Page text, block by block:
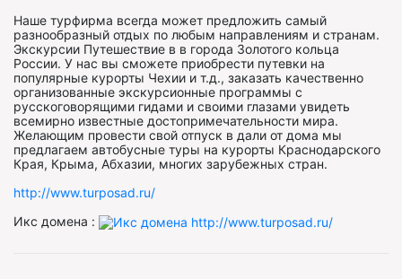
Наше турфирма всегда может предложить самый
разнообразный отдых по любым направлениям и странам.
Экскурсии Путешествие в в города Золотого кольца
России. У нас вы сможете приобрести путевки на
популярные курорты Чехии и т.д., заказать качественно
организованные экскурсионные программы с
русскоговорящими гидами и своими глазами увидеть
всемирно известные достопримечательности мира.
Желающим провести свой отпуск в дали от дома мы
предлагаем автобусные туры на курорты Краснодарского
Края, Крыма, Абхазии, многих зарубежных стран.
http://www.turposad.ru/
Икс домена :